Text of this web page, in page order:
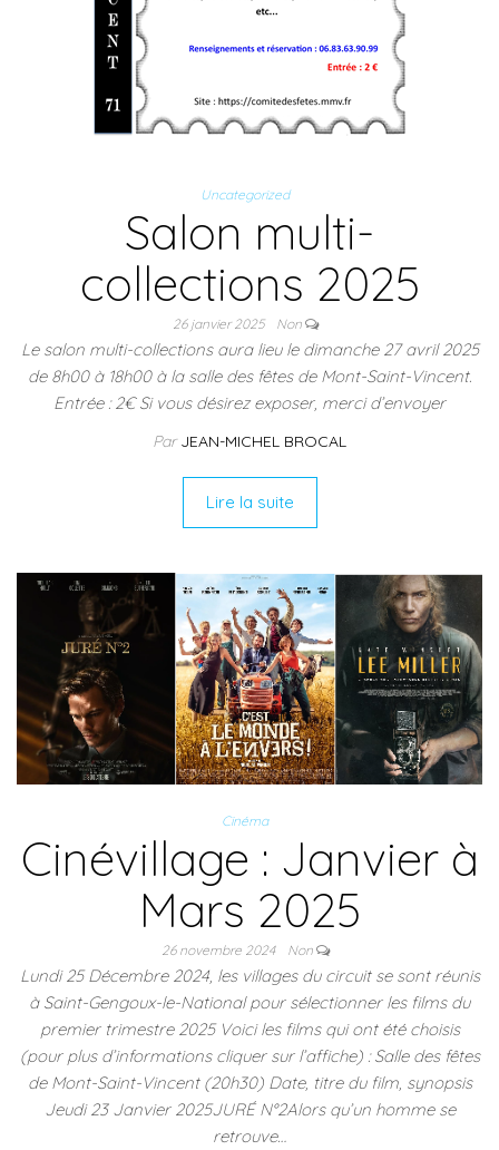
Uncategorized
Salon multi-
collections 2025
26 janvier 2025 Non
Le salon multi-collections aura lieu le dimanche 27 avril 2025
de 8h00 à 18h00 à la salle des fêtes de Mont-Saint-Vincent.
Entrée : 2€ Si vous désirez exposer, merci d’envoyer
ParJEAN-MICHEL BROCAL
Lire la suite
Cinéma
Cinévillage : Janvier à
Mars 2025
26 novembre 2024 Non
Lundi 25 Décembre 2024, les villages du circuit se sont réunis
à Saint-Gengoux-le-National pour sélectionner les films du
premier trimestre 2025 Voici les films qui ont été choisis
(pour plus d’informations cliquer sur l’affiche) : Salle des fêtes
de Mont-Saint-Vincent (20h30) Date, titre du film, synopsis
Jeudi 23 Janvier 2025JURÉ N°2Alors qu’un homme se
retrouve…